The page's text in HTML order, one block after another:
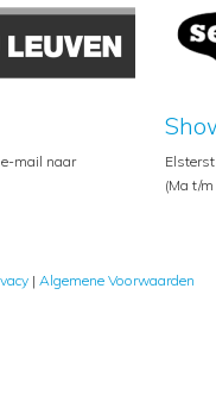
e-mail naar
(Ma t/
| Algemene Voorwaarden